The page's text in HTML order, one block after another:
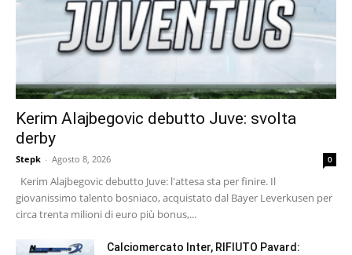
Kerim Alajbegovic debutto Juve: svolta
derby
Stepk - Agosto 8, 2026 0
Kerim Alajbegovic debutto Juve: l'attesa sta per finire. Il
giovanissimo talento bosniaco, acquistato dal Bayer Leverkusen per
circa trenta milioni di euro più bonus,...
Calciomercato Inter, RIFIUTO Pavard: